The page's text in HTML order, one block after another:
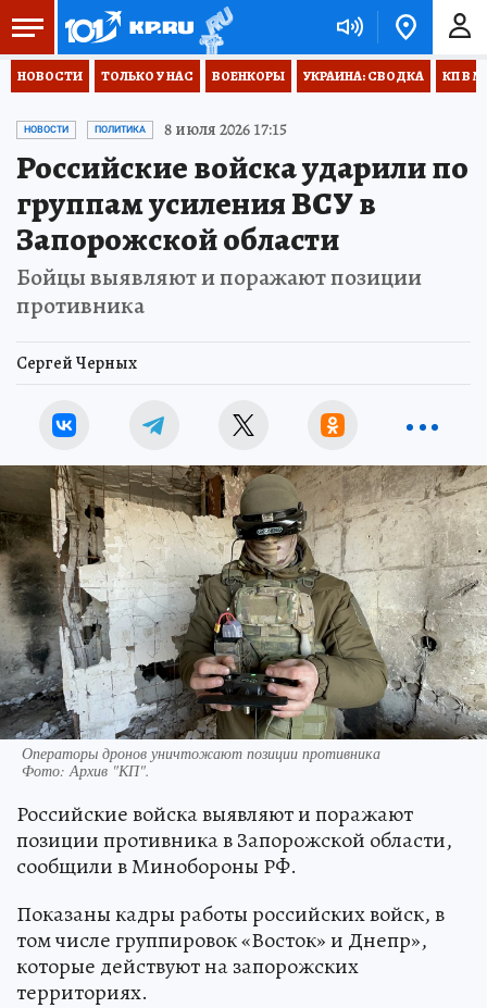
НОВОСТИ ТОЛЬКО У НАС ВОЕНКОРЫ УКРАИНА: СВОДКА КП В
НОВОСТИ ПОЛИТИКА 8 июля 2026 17:15
Российские войска ударили по
группам усиления ВСУ в
Запорожской области
Бойцы выявляют и поражают позиции
противника
Сергей Черных
Операторы дронов уничтожают позиции противника
Фото:Архив "КП".
Российские войска выявляют и поражают
позиции противника в Запорожской области,
сообщили в Минобороны РФ.
Показаны кадры работы российских войск, в
том числе группировок «Восток» и Днепр»,
которые действуют на запорожских
территориях.